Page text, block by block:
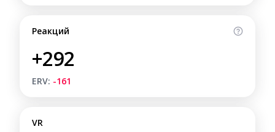
Реакций
+292
ERV: -161
VR